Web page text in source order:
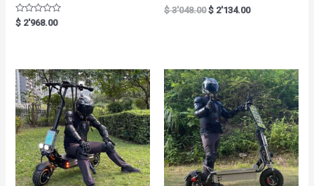
R
a
o
u
t
o
f
5
$ 2'968.00
R
a
t
o
f
5
$3'048.00 $ 2'134.00